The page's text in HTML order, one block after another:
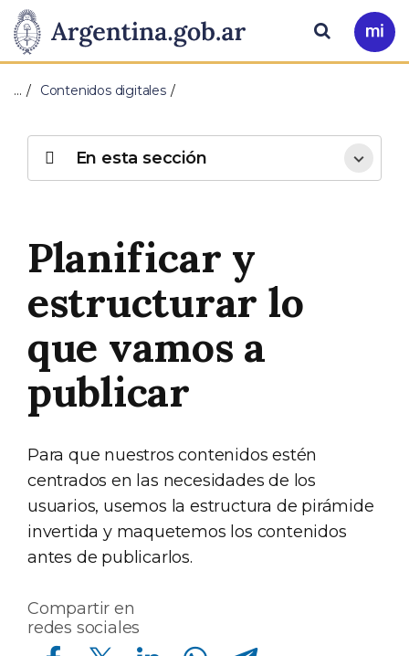
Presidencia
de
Nación
Pasar al contenido principal
Ir
a
Buscar
… Contenidos digitales
Planificar y
estructurar lo
que vamos a
publicar
Para que nuestros contenidos estén
centrados en las necesidades de los
usuarios, usemos la estructura de pirámide
invertida y maquetemos los contenidos
antes de publicarlos.
Compartir en
redes sociales
Compartir en Facebook Compartir en Twitter Compartir en Linkedin Compartir en Whatsapp Compartir en Telegram
En esta sección